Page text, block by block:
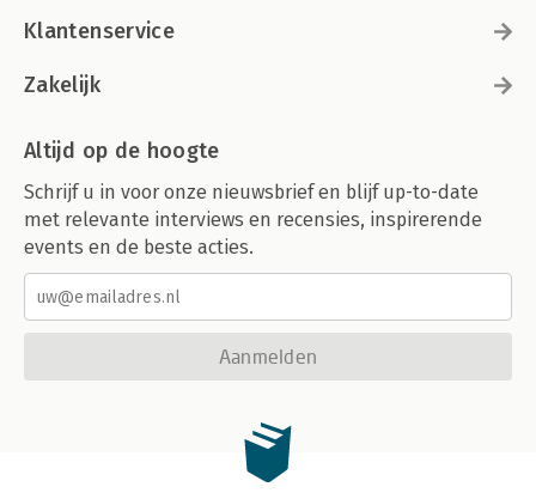
Klantenservice
Zakelijk
Altijd op de hoogte
Schrijf u in voor onze nieuwsbrief en blijf up-to-date
met relevante interviews en recensies, inspirerende
events en de beste acties.
Aanmelden